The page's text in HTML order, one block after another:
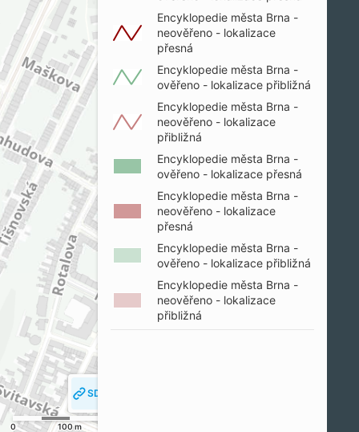
Encyklopedie města Brna -
neověřeno - lokalizace
přesná
Encyklopedie města Brna -
ověřeno - lokalizace přibližná
Encyklopedie města Brna -
neověřeno - lokalizace
přibližná
Encyklopedie města Brna -
ověřeno - lokalizace přesná
Encyklopedie města Brna -
neověřeno - lokalizace
přesná
Encyklopedie města Brna -
ověřeno - lokalizace přibližná
Encyklopedie města Brna -
neověřeno - lokalizace
přibližná
SDÍLET MAPU
0 100 m